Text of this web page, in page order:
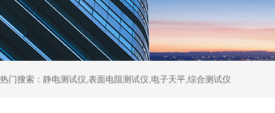
热门搜索：静电测试仪,表面电阻测试仪,电子天平,综合测试仪